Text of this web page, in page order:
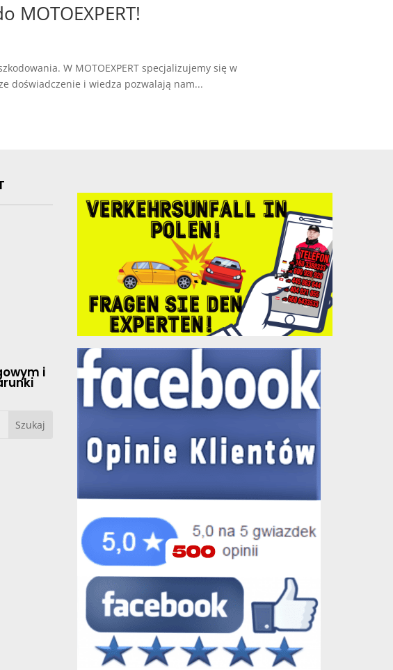
W MOTOEXPERT specjalizujemy się w
doświadczenie i wiedza pozwalają nam...
i